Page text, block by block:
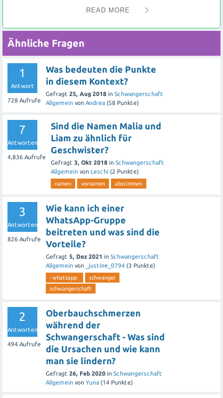
können beispielsweise dazu verwendet werden, um
freizuschalten oder an Gewinnspielen teilzunehmen.
Die gelben Zahlen neben deinem Namen zeigen
höchstwahrscheinlich deine aktuelle Punktzahl an. Wenn
eine gelbe 1 angezeigt wird, bedeutet dies
wahrscheinlich, dass du einen Punkt hast. Wenn keine
Zahl angezeigt wird, hast du möglicherweise keine
irgendeinem Grund nicht an.
Es ist wichtig zu beachten, dass jedes System seine
eigenen Regeln und Bedeutungen für Punkte hat. Es
empfiehlt sich daher, die spezifischen Richtlinien der
Plattform zu überprüfen, um genau zu verstehen, wofür
berechnet werden.
Wenn du weitere Informationen benötigst oder
spezifische Fragen zu einem bestimmten System hast,
solltest du dich am besten an den Kundenservice der
Plattform wenden. Sie können dir detaillierte
Informationen geben und eventuelle Unklarheiten
Ich hoffe das hilft dir weiter!
READ MORE
Ähnliche Fragen
1
Antwort
728 Aufrufe
Was bedeuten die Punkte
in diesem Kontext?
Gefragt 25, Aug 2018 in Schwangerschaft
Allgemein von Andrea (58 Punkte)
7
Antworten
4,836 Aufrufe
Sind die Namen Malia und
Liam zu ähnlich für
Geschwister?
Gefragt 3, Okt 2018 in Schwangerschaft
Allgemein von Leschi (2 Punkte)
namen vornamen abstimmen
3
Antworten
826 Aufrufe
Wie kann ich einer
WhatsApp-Gruppe
beitreten und was sind die
Vorteile?
Gefragt 5, Dez 2021 in Schwangerschaft
Allgemein von _justine_0794 (3 Punkte)
-whatsapp-
schwanger
schwangerschaft
2
Antworten
494 Aufrufe
Oberbauchschmerzen
während der
Schwangerschaft - Was sind
die Ursachen und wie kann
man sie lindern?
Gefragt 26, Feb 2020 in Schwangerschaft
Allgemein von Yuna (14 Punkte)